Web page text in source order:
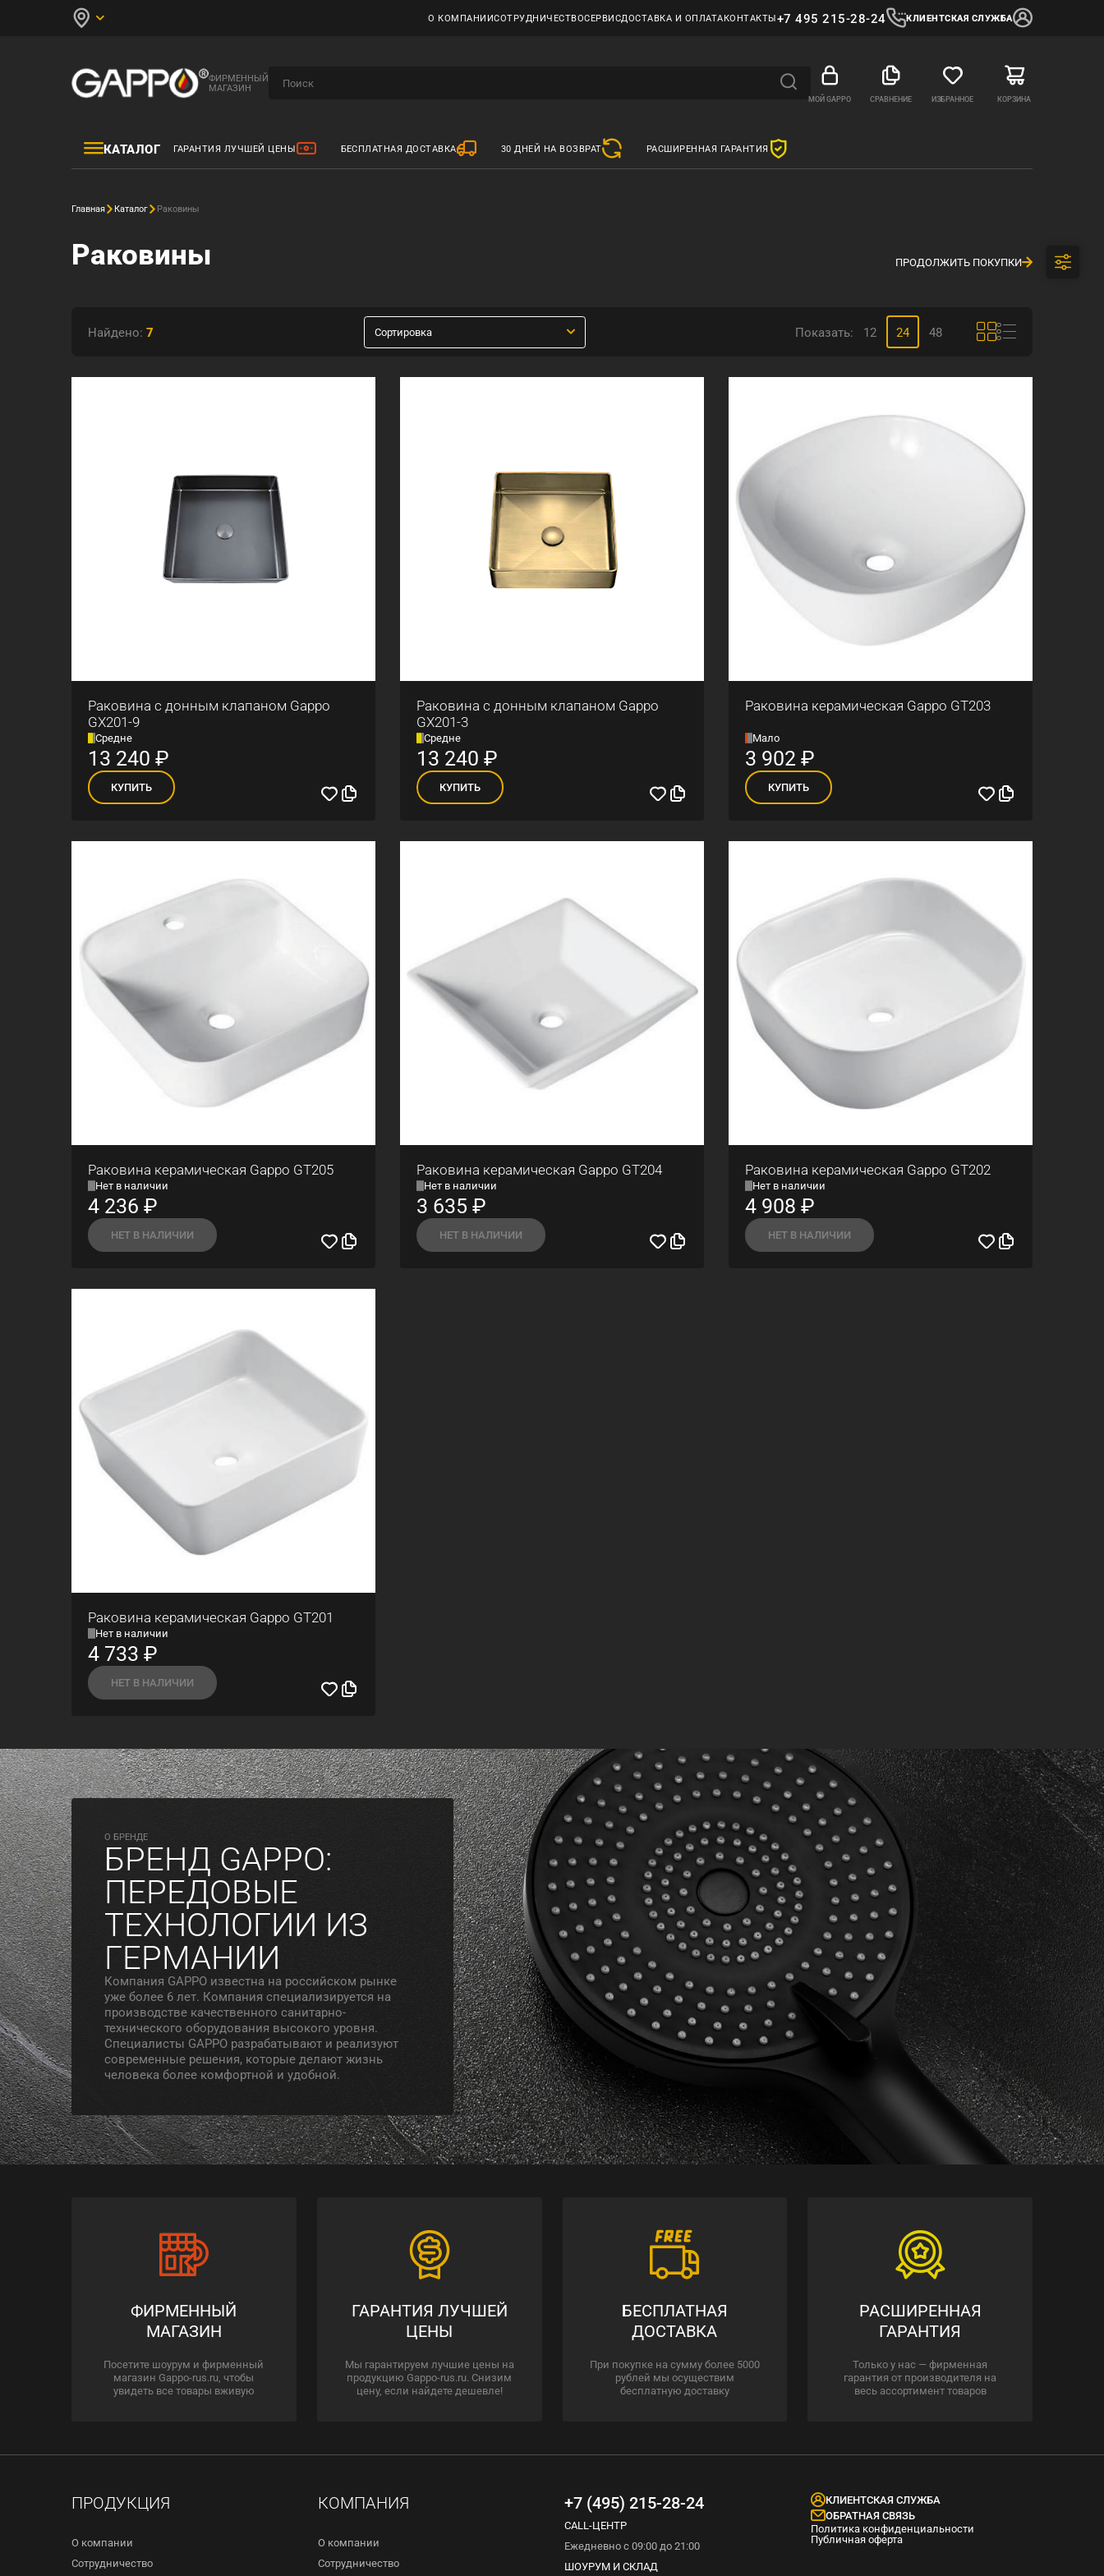
О КОМПАНИИСОТРУДНИЧЕСТВОСЕРВИСДОСТАВКА И ОПЛАТАКОНТАКТЫ+7 495 215-28-24 КЛИЕНТСКАЯ СЛУЖБА
ФИРМЕННЫЙ
МАГАЗИН
МОЙ GAPPO СРАВНЕНИЕ ИЗБРАННОЕ КОРЗИНА
КАТАЛОГ ГАРАНТИЯ ЛУЧШЕЙ ЦЕНЫ БЕСПЛАТНАЯ ДОСТАВКА 30 ДНЕЙ НА ВОЗВРАТ РАСШИРЕННАЯ ГАРАНТИЯ
Главная Каталог Раковины
Раковины ПРОДОЛЖИТЬ ПОКУПКИ
Найдено: 7 Сортировка Показать: 12 24 48
Раковина с донным клапаном Gappo
GX201-9
Средне
13 240 ₽
КУПИТЬ
Раковина с донным клапаном Gappo
GX201-3
Средне
13 240 ₽
КУПИТЬ
Раковина керамическая Gappo GT203
Мало
3 902₽
КУПИТЬ
Раковина керамическая Gappo GT205
Нет в наличии
4 236 ₽
НЕТ В НАЛИЧИИ
Раковина керамическая Gappo GT204
Нет в наличии
3 635 ₽
НЕТ В НАЛИЧИИ
Раковина керамическая Gappo GT202
Нет в наличии
4 908 ₽
НЕТ В НАЛИЧИИ
Раковина керамическая Gappo GT201
Нет в наличии
4 733 ₽
НЕТ В НАЛИЧИИ
O БРЕНДЕ
БРЕНД GAPPO:
ПЕРЕДОВЫЕ
ТЕХНОЛОГИИ ИЗ
ГЕРМАНИИ
Компания GAPPO известна на российском рынке
уже более 6 лет. Компания специализируется на
производстве качественного санитарно-
технического оборудования высокого уровня.
Специалисты GAPPO разрабатывают и реализуют
современные решения, которые делают жизнь
человека более комфортной и удобной.
ФИРМЕННЫЙ
МАГАЗИН
Посетите шоурум и фирменный
магазин Gappo-rus.ru, чтобы
увидеть все товары вживую
ГАРАНТИЯ ЛУЧШЕЙ
ЦЕНЫ
Мы гарантируем лучшие цены на
продукцию Gappo-rus.ru. Снизим
цену, если найдете дешевле!
БЕСПЛАТНАЯ
ДОСТАВКА
При покупке на сумму более 5000
рублей мы осуществим
бесплатную доставку
РАСШИРЕННАЯ
ГАРАНТИЯ
Только у нас — фирменная
гарантия от производителя на
весь ассортимент товаров
ПРОДУКЦИЯ
О компании
Сотрудничество
КОМПАНИЯ
О компании
Сотрудничество
+7 (495) 215-28-24
CALL-ЦЕНТР
Ежедневно с 09:00 до 21:00
ШОУРУМ И СКЛАД
КЛИЕНТСКАЯ СЛУЖБА
ОБРАТНАЯ СВЯЗЬ
Политика конфиденциальности
Публичная оферта